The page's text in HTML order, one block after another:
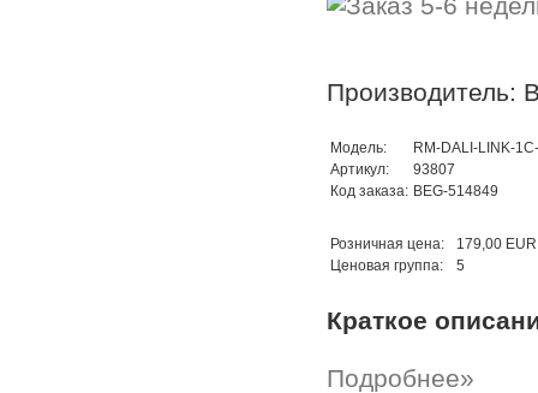
Производитель:
Модель:
RM-DALI-LINK-
Артикул:
93807
Код заказа: BEG-514849
Розничная цена:
179,00 EUR
Ценовая группа:
5
Краткое
Подробнее»